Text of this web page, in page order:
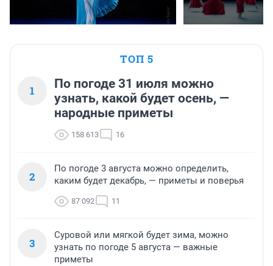
ТОП 5
1
По погоде 31 июля можно
узнать, какой будет осень, —
народные приметы
158 613 16
2
По погоде 3 августа можно определить,
каким будет декабрь, — приметы и поверья
87 092 11
3
Суровой или мягкой будет зима, можно
узнать по погоде 5 августа — важные
приметы